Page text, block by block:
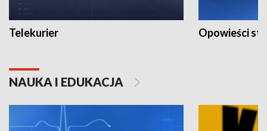
Telekurier Opowieści
NAUKA I EDUKACJA